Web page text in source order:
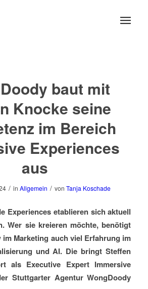
baut mit
Knocke seine
im Bereich
Experiences
aus
/ inAllgemein / vonTanja Koschade
Experiences etablieren sich aktuell
Wer sie kreieren möchte, benötigt
im Marketing auch viel Erfahrung im
und AI. Die bringt Steffen
als Executive Expert Immersive
Stuttgarter Agentur WongDoody